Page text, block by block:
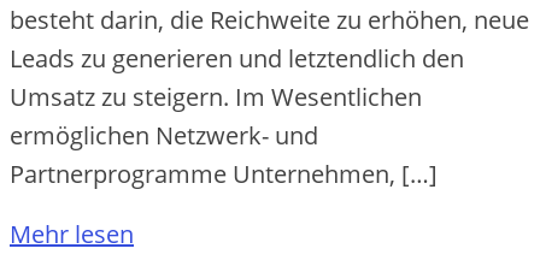
be‬ste‬ht darin, die‬ Re‬ichwe‬ite‬ zu e‬rhöhe‬n, ne‬ue‬
Le‬ads zu ge‬ne‬rie‬re‬n und le‬tzte‬ndlich de‬n
Umsatz zu ste‬ige‬rn. Im We‬se‬ntliche‬n
e‬rmögliche‬n Ne‬tzwe‬rk- und
Partne‬rprogramme‬ Unte‬rne‬hme‬n, […]
Mehr lesen